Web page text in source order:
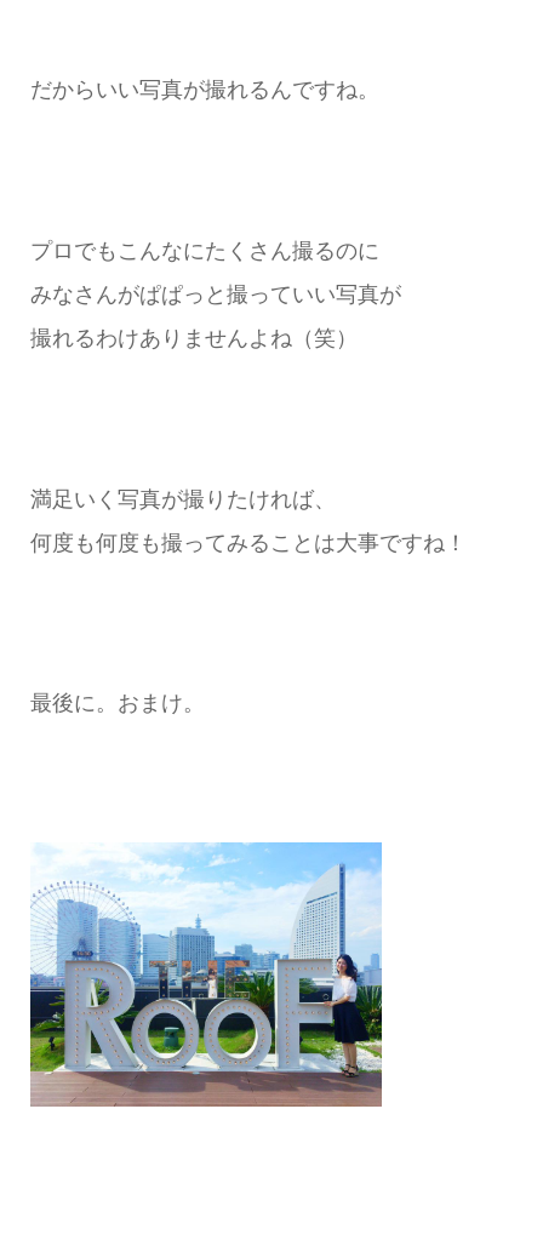
だからいい写真が撮れるんですね。
プロでもこんなにたくさん撮るのに
みなさんがぱぱっと撮っていい写真が
撮れるわけありませんよね（笑）
満足いく写真が撮りたければ、
何度も何度も撮ってみることは大事ですね！
最後に。おまけ。